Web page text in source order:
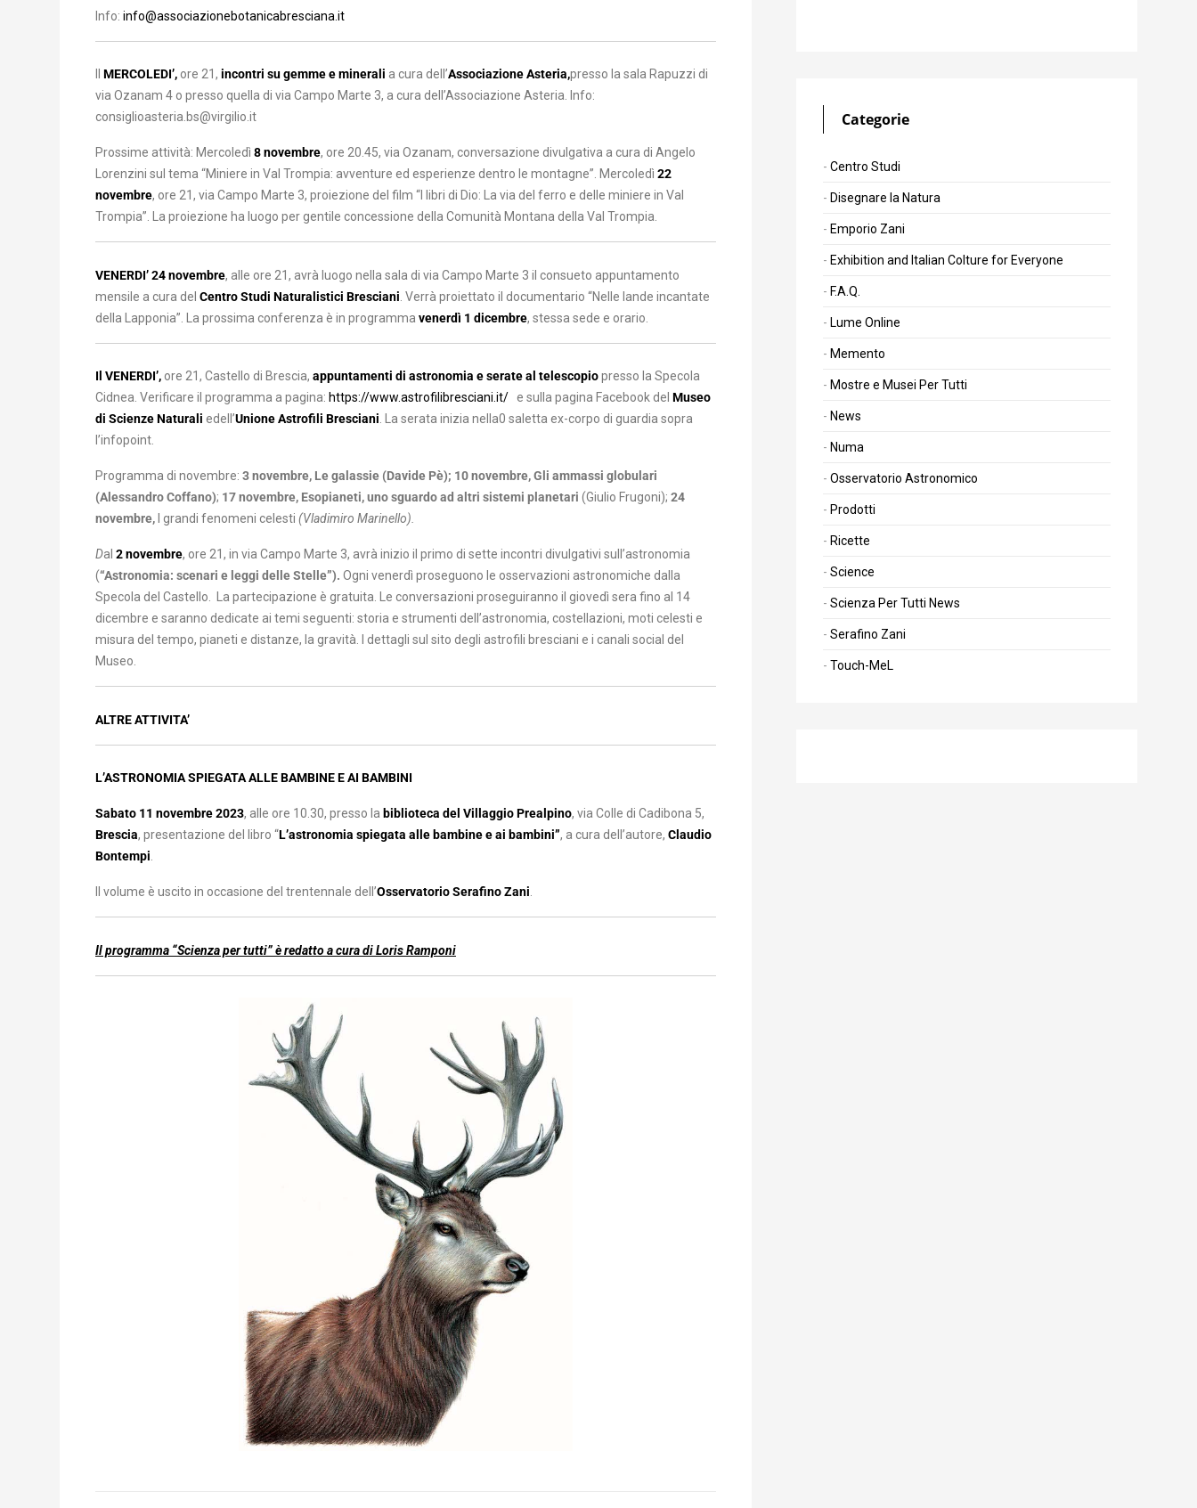
Info: info@associazionebotanicabresciana.it
MERCOLEDI’, ore 21, incontri su gemme e minerali a cura dell’Associazione Asteria,presso la sala Rapuzzi di
via Ozanam 4 o presso quella di via Campo Marte 3, a cura dell’Associazione Asteria. Info:
consiglioasteria.bs@virgilio.it
Prossime attività: Mercoledì 8 novembre, ore 20.45, via Ozanam, conversazione divulgativa a cura di Angelo
Lorenzini sul tema “Miniere in Val Trompia: avventure ed esperienze dentro le montagne”. Mercoledì 22
novembre, ore 21, via Campo Marte 3, proiezione del film “I libri di Dio: La via del ferro e delle miniere in Val
Trompia”. La proiezione ha luogo per gentile concessione della Comunità Montana della Val Trompia.
VENERDI’ 24novembre, alle ore 21, avrà luogo nella sala di via Campo Marte 3 il consueto appuntamento
mensile a cura del Centro Studi Naturalistici Bresciani . Verrà proiettato il documentario “Nelle lande incantate
della Lapponia”. La prossima conferenza è in programma venerdì 1 dicembre, stessa sede e orario.
Il VENERDI’, ore 21, Castello di Brescia, appuntamenti di astronomia e serate al telescopiopresso la Specola
Cidnea. Verificare il programma a pagina: https://www.astrofilibresciani.it/ e sulla pagina Facebook del Museo
di Scienze Naturali edell’Unione Astrofili Bresciani . La serata inizia nella0 saletta ex-corpo di guardia sopra
l’infopoint.
Programma di novembre: 3 novembre, Le galassie (Davide Pè); 10 novembre,Gli ammassi globulari
(Alessandro Coffano); 17 novembre, Esopianeti, uno sguardo ad altri sistemi planetari (Giulio Frugoni); 24
novembre,
I grandi fenomeni celesti (Vladimiro Marinello).
Dal 2 novembre, ore 21, in via Campo Marte 3, avrà inizio il primo di sette incontri divulgativi sull’astronomia
(“Astronomia: scenari e leggi delle Stelle”). Ogni venerdì proseguono le osservazioni astronomiche dalla
Specola del Castello. La partecipazione è gratuita. Le conversazioni proseguiranno il giovedì sera fino al 14
dicembre e saranno dedicate ai temi seguenti: storia e strumenti dell’astronomia, costellazioni, moti celesti e
misura del tempo, pianeti e distanze, la gravità. I dettagli sul sito degli astrofili bresciani e i canali social del
Museo.
ALTRE ATTIVITA’
L’ASTRONOMIA SPIEGATA ALLE BAMBINE E AI BAMBINI
Sabato 11 novembre 2023, alle ore 10.30, presso la biblioteca del Villaggio Prealpino, via Colle di Cadibona 5,
Brescia, presentazione del libro “L’astronomia spiegata alle bambine e ai bambini”, a cura dell’autore, Claudio
Bontempi
Il volume è uscito in occasione del trentennale dell’Osservatorio Serafino Zani
Il programma “Scienza per tutti” è redatto a cura di Loris Ramponi
Categorie
Centro Studi
Disegnare la Natura
Emporio Zani
Exhibition and Italian Colture for Everyone
F.A.Q.
Lume Online
Memento
Mostre e Musei Per Tutti
News
Numa
Osservatorio Astronomico
Prodotti
Ricette
Science
Scienza Per Tutti News
Serafino Zani
Touch-MeL